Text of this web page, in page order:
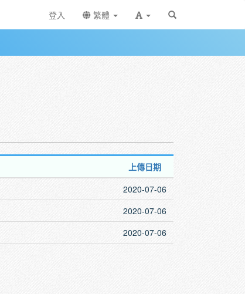
登入 繁體
上傳日期
2020-07-06
2020-07-06
2020-07-06